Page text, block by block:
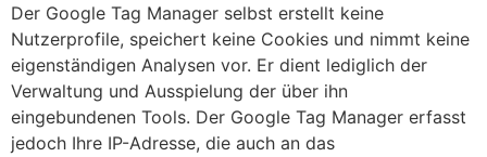
Der Google Tag Manager selbst erstellt keine
Nutzerprofile, speichert keine Cookies und nimmt keine
eigenständigen Analysen vor. Er dient lediglich der
Verwaltung und Ausspielung der über ihn
eingebundenen Tools. Der Google Tag Manager erfasst
jedoch Ihre IP-Adresse, die auch an das